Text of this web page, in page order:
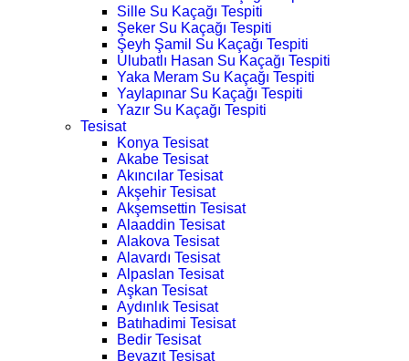
Sille Su Kaçağı Tespiti
Şeker Su Kaçağı Tespiti
Şeyh Şamil Su Kaçağı Tespiti
Ulubatlı Hasan Su Kaçağı Tespiti
Yaka Meram Su Kaçağı Tespiti
Yaylapınar Su Kaçağı Tespiti
Yazır Su Kaçağı Tespiti
Tesisat
Konya Tesisat
Akabe Tesisat
Akıncılar Tesisat
Akşehir Tesisat
Akşemsettin Tesisat
Alaaddin Tesisat
Alakova Tesisat
Alavardı Tesisat
Alpaslan Tesisat
Aşkan Tesisat
Aydınlık Tesisat
Batıhadimi Tesisat
Bedir Tesisat
Beyazıt Tesisat